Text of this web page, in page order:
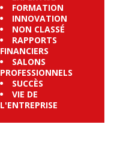
FORMATION
INNOVATION
NON CLASSÉ
RAPPORTS
FINANCIERS
SALONS
PROFESSIONNELS
SUCCÈS
VIE DE
L'ENTREPRISE